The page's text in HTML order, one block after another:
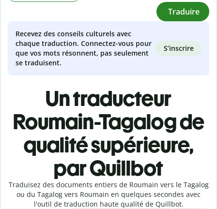
Traduire
Recevez des conseils culturels avec
chaque traduction. Connectez-vous pour
que vos mots résonnent, pas seulement
se traduisent.
S’inscrire
Un traducteur
Roumain-Tagalog de
qualité supérieure,
par Quillbot
Traduisez des documents entiers de Roumain vers le Tagalog
ou du Tagalog vers Roumain en quelques secondes avec
l'outil de traduction haute qualité de Quillbot.